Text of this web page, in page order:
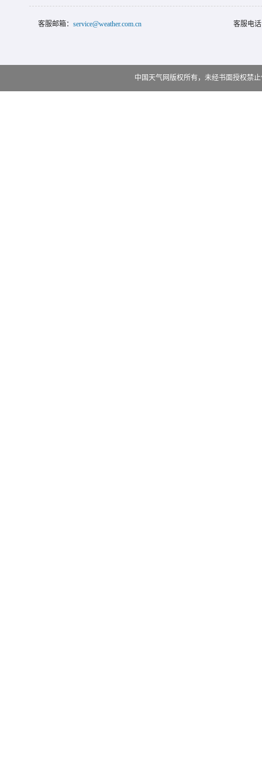
客服邮箱： service@weather.com.cn 客服电
中国天气网版权所有，未经书面授权